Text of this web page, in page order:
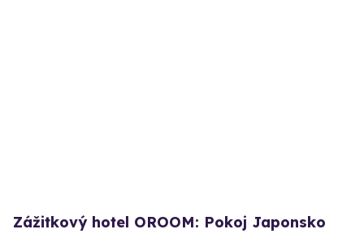
Zážitkový hotel OROOM: Pokoj Japonsko